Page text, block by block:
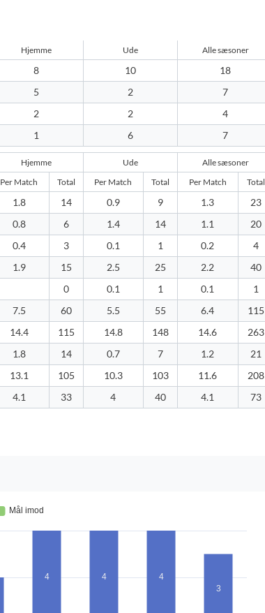
Hjemme Ude Alle sæsoner
8 10
18
5 2
7
2 2
4
1 6 7
Hjemme Ude
Alle sæsoner
Per Match
Total Per Match Total Per Match Total
1.8 14 0.9 9 1.3
23
0.8 6 1.4 14 1.1
20
0.4 3 0.1 1 0.2
4
1.9 15 2.5 25 2.2
40
0 0.1 1 0.1
1
7.5 60 5.5 55 6.4
115
14.4 115 14.8 148 14.6
263
1.8 14 0.7 7 1.2
21
13.1 105 10.3 103 11.6
208
4.1 33 4 40 4.1 73